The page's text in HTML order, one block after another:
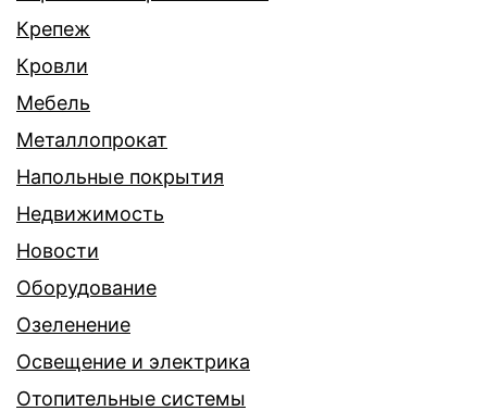
Крепеж
Кровли
Мебель
Металлопрокат
Напольные покрытия
Недвижимость
Новости
Оборудование
Озеленение
Освещение и электрика
Отопительные системы